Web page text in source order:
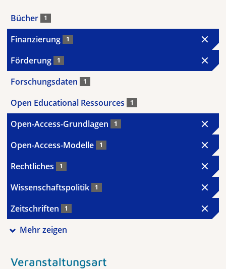
Bücher 1
Finanzierung 1
Förderung 1
Forschungsdaten 1
Open Educational Ressources 1
Open-Access-Grundlagen 1
Open-Access-Modelle 1
Rechtliches 1
Wissenschaftspolitik 1
Zeitschriften 1
Mehr zeigen
Veranstaltungsart